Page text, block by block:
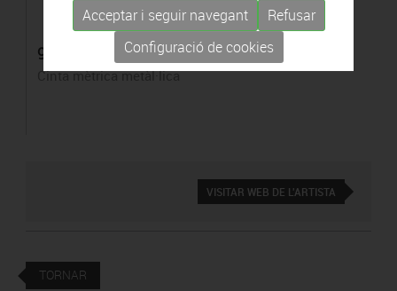
90 60 90
Cinta mètrica metàl·lica
VISITAR WEB DE L'ARTISTA
TORNAR
Acceptar i seguir navegant
Refusar
Configuració de cookies